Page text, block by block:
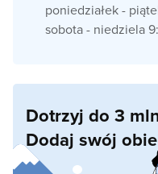
poniedziałek -
sobota - niedziela
Dotrzyj do 3
Dodaj swój